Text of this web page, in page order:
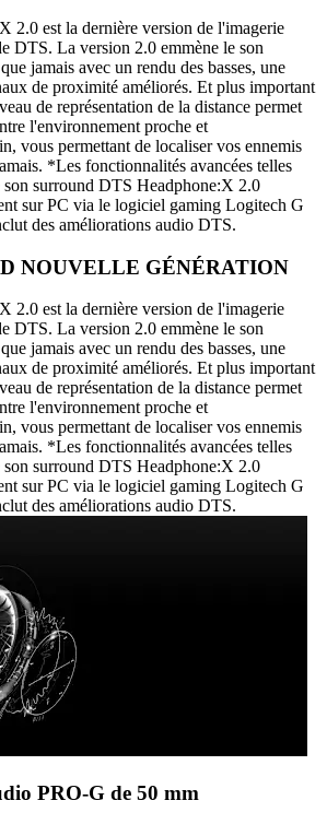
est la dernière version de l'imagerie
DTS. La version 2.0 emmène le son
jamais avec un rendu des basses, une
de proximité améliorés. Et plus important
de représentation de la distance permet
l'environnement proche et
vous permettant de localiser vos ennemis
*Les fonctionnalités avancées telles
surround DTS Headphone:X 2.0
sur PC via le logiciel gaming Logitech G
des améliorations audio DTS.
NOUVELLE GÉNÉRATION
est la dernière version de l'imagerie
DTS. La version 2.0 emmène le son
jamais avec un rendu des basses, une
de proximité améliorés. Et plus important
de représentation de la distance permet
l'environnement proche et
vous permettant de localiser vos ennemis
*Les fonctionnalités avancées telles
surround DTS Headphone:X 2.0
sur PC via le logiciel gaming Logitech G
des améliorations audio DTS.
PRO-G de 50 mm